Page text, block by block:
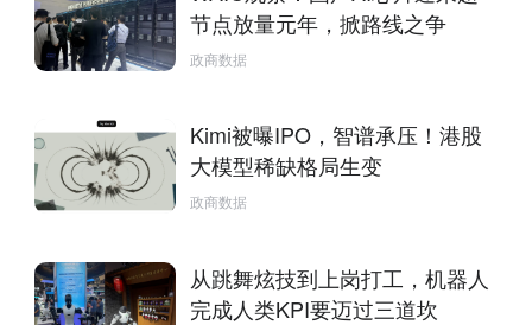
节点放量元年，掀路线之争
政商数据
Kimi被曝IPO，智谱承压！港股
大模型稀缺格局生变
政商数据
从跳舞炫技到上岗打工，机器人
完成人类KPI要迈过三道坎